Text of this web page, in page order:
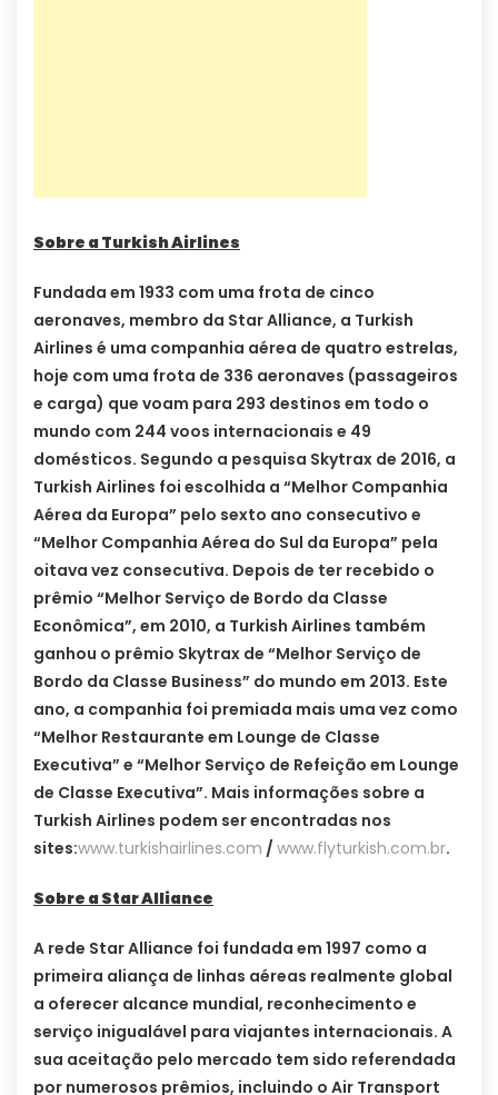
Sobre a Turkish Airlines
Fundada em 1933 com uma frota de cinco
aeronaves, membro da Star Alliance, a Turkish
Airlines é uma companhia aérea de quatro estrelas,
hoje com uma frota de 336 aeronaves (passageiros
e carga) que voam para 293 destinos em todo o
mundo com 244 voos internacionais e 49
domésticos. Segundo a pesquisa Skytrax de 2016, a
Turkish Airlines foi escolhida a “Melhor Companhia
Aérea da Europa” pelo sexto ano consecutivo e
“Melhor Companhia Aérea do Sul da Europa” pela
oitava vez consecutiva. Depois de ter recebido o
prêmio “Melhor Serviço de Bordo da Classe
Econômica”, em 2010, a Turkish Airlines também
ganhou o prêmio Skytrax de “Melhor Serviço de
Bordo da Classe Business” do mundo em 2013. Este
ano, a companhia foi premiada mais uma vez como
“Melhor Restaurante em Lounge de Classe
Executiva” e “Melhor Serviço de Refeição em Lounge
de Classe Executiva”. Mais informações sobre a
Turkish Airlines podem ser encontradas nos
sites:www.turkishairlines.com / www.flyturkish.com.br.
Sobre a Star Alliance
A rede Star Alliance foi fundada em 1997 como a
primeira aliança de linhas aéreas realmente global
a oferecer alcance mundial, reconhecimento e
serviço inigualável para viajantes internacionais. A
sua aceitação pelo mercado tem sido referendada
por numerosos prêmios, incluindo o Air Transport